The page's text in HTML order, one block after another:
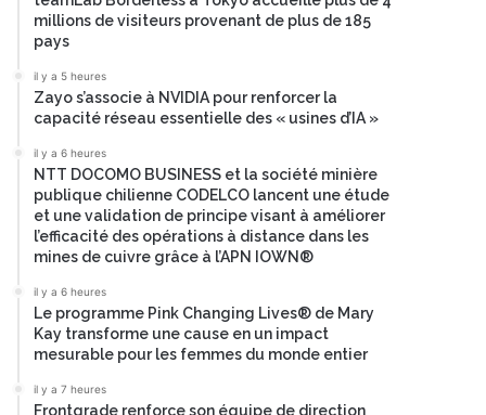
millions de visiteurs provenant de plus de 185
pays
il y a 5 heures
Zayo s’associe à NVIDIA pour renforcer la
capacité réseau essentielle des « usines d’IA »
il y a 6 heures
NTT DOCOMO BUSINESS et la société minière
publique chilienne CODELCO lancent une étude
et une validation de principe visant à améliorer
l’efficacité des opérations à distance dans les
mines de cuivre grâce à l’APN IOWN®
il y a 6 heures
Le programme Pink Changing Lives® de Mary
Kay transforme une cause en un impact
mesurable pour les femmes du monde entier
il y a 7 heures
Frontgrade renforce son équipe de direction